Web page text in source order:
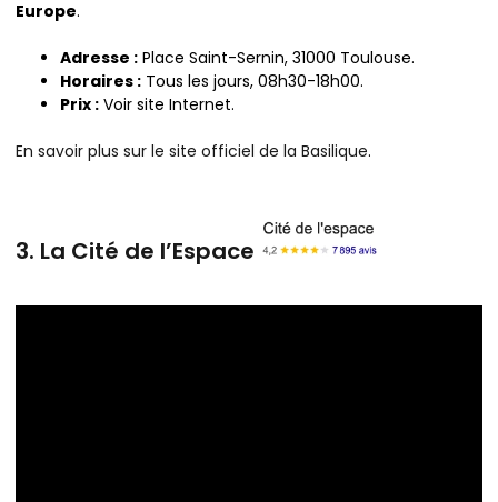
Europe.
Adresse : Place Saint-Sernin, 31000 Toulouse.
Horaires : Tous les jours, 08h30-18h00.
Prix : Voir site Internet.
En savoir plus sur le site officiel de la Basilique.
3. La Cité de l’Espace